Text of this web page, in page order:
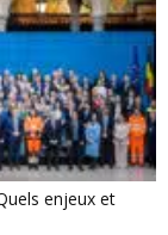
enjeux et